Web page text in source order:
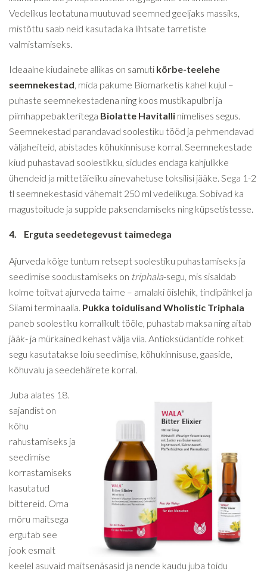
Vedelikus leotatuna muutuvad seemned geeljaks massiks,
mistõttu saab neid kasutada ka lihtsate tarretiste
valmistamiseks.
Ideaalne kiudainete allikas on samuti kõrbe-teelehe
seemnekestad , mida pakume Biomarketis kahel kujul –
puhaste seemnekestadena ning koos mustikapulbri ja
piimhappebakteritega Biolatte Havitalli nimelises segus.
Seemnekestad parandavad soolestiku tööd ja pehmendavad
väljaheiteid, abistades kõhukinnisuse korral. Seemnekestade
kiud puhastavad soolestikku, sidudes endaga kahjulikke
ühendeid ja mittetäieliku ainevahetuse toksilisi jääke. Sega 1-2
tl seemnekestasid vähemalt 250 ml vedelikuga. Sobivad ka
magustoitude ja suppide paksendamiseks ning küpsetistesse.
4. Erguta seedetegevust taimedega
Ajurveda kõige tuntum retsept soolestiku puhastamiseks ja
seedimise soodustamiseks on triphala-segu, mis sisaldab
kolme toitvat ajurveda taime – amalaki õislehik, tindipähkel ja
Siiami terminaalia. Pukka toidulisand Wholistic Triphala
paneb soolestiku korralikult tööle, puhastab maksa ning aitab
jääk- ja mürkained kehast välja viia. Antioksüdantide rohket
segu kasutatakse loiu seedimise, kõhukinnisuse, gaaside,
kõhuvalu ja seedehäirete korral.
Juba alates 18.
sajandist on
kõhu
rahustamiseks ja
seedimise
korrastamiseks
kasutatud
bittereid. Oma
mõru maitsega
ergutab see
jook esmalt
keelel asuvaid maitsenäsasid ja nende kaudu juba toidu